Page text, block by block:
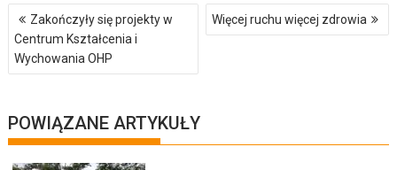
Nawigacja
wpisu
Zakończyły się projekty w
Centrum Kształcenia i
Wychowania OHP
Więcej ruchu więcej zdrowia
POWIĄZANE ARTYKUŁY